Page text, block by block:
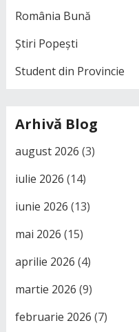
România Bună
Știri Popești
Student din Provincie
Arhivă Blog
august 2026 (3)
iulie 2026 (14)
iunie 2026 (13)
mai 2026 (15)
aprilie 2026 (4)
martie 2026 (9)
februarie 2026 (7)